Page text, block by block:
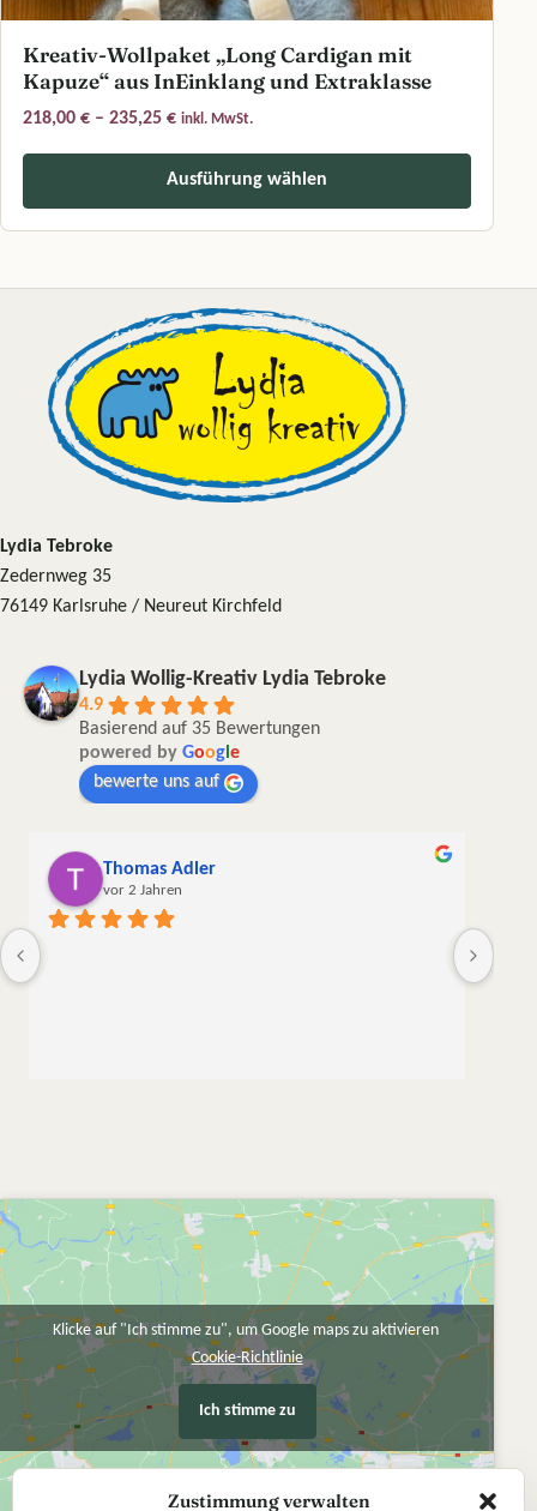
Zustimmung verwalten
Kreativ-Wollpaket „Long Cardigan mit
Kapuze“ aus InEinklang und Extraklasse
218,00 € – 235,25 €Preisspanne: 218,00 € bis 235,25 €
inkl. MwSt.
Ausführung wählen
Lydia Tebroke
Zedernweg 35
76149 Karlsruhe / Neureut Kirchfeld
Lydia Wollig-Kreativ Lydia Tebroke
4.9
Basierend auf 35 Bewertungen
powered by Google
bewerte uns auf
Andrea Keinath
vor 2 Jahren
Klicke auf "Ich stimme zu", um Google maps zu aktivieren
Cookie-Richtlinie
Ich stimme zu